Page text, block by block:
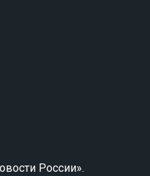
России».